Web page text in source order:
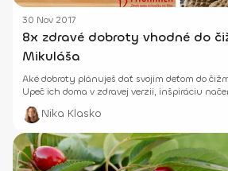
30 Nov 2017
8x zdravé dobroty vhodné do
Mikuláša
Aké dobroty plánuješ dať svojim deťom do
Upeč ich doma v zdravej verzii, inšpiráciu
receptami.
Nika Klasko